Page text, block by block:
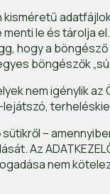
le és tárolja
hogy a
böngészők
nem igénylik
–
Az
nem